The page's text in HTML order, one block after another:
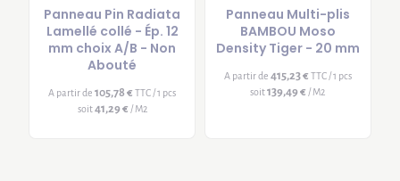
Panneau Pin Radiata
Lamellé collé - Ép. 12
mm choix A/B - Non
Abouté
A partir de105,78 € TTC / 1 pcs
soit41,29 € / M2
Panneau Multi-plis
BAMBOU Moso
Density Tiger - 20 mm
A partir de 415,23 € TTC / 1 pcs
soit139,49 € / M2